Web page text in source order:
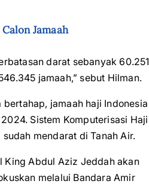
Jamaah
darat sebanyak 60.251
jamaah,” sebut Hilman.
jamaah haji Indonesia
Sistem Komputerisasi Haji
mendarat di Tanah Air.
King Abdul Aziz Jeddah akan
melalui Bandara Amir